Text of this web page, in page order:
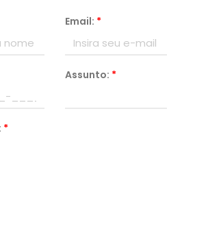
Email: *
Assunto: *
*